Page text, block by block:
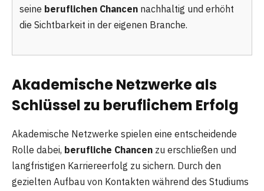
seine beruflichen Chancen nachhaltig und erhöht
die Sichtbarkeit in der eigenen Branche.
Akademische Netzwerke als
Schlüssel zu beruflichem Erfolg
Akademische Netzwerke spielen eine entscheidende
Rolle dabei, berufliche Chancen zu erschließen und
langfristigen Karriereerfolg zu sichern. Durch den
gezielten Aufbau von Kontakten während des Studiums